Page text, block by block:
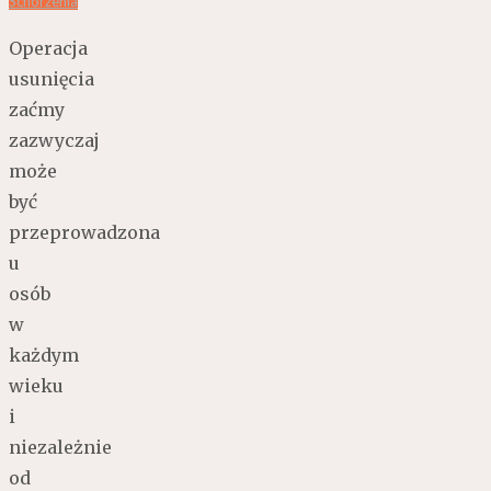
Operacja
usunięcia
zaćmy
zazwyczaj
może
być
przeprowadzona
u
osób
w
każdym
wieku
i
niezależnie
od